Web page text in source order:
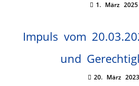
1. März 2025
Impuls vom
und
20. März 2023